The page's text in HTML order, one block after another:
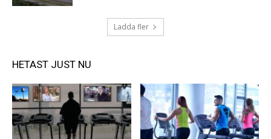
Ladda fler
HETAST JUST NU